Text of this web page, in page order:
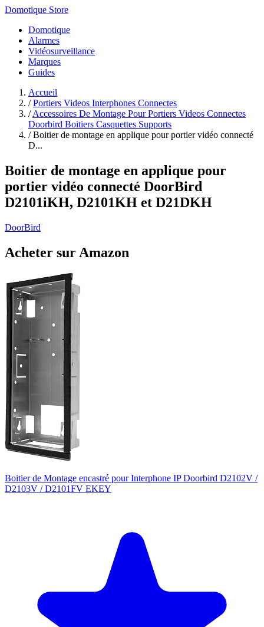
Domotique Store
Domotique
Alarmes
Vidéosurveillance
Marques
Guides
Accueil
/ Portiers Videos Interphones Connectes
/ Accessoires De Montage Pour Portiers Videos Connectes
Doorbird Boitiers Casquettes Supports
/ Boitier de montage en applique pour portier vidéo connecté
D...
Boitier de montage en applique pour
portier vidéo connecté DoorBird
D2101iKH, D2101KH et D21DKH
DoorBird
Acheter sur Amazon
Boitier de Montage encastré pour Interphone IP Doorbird D2102V /
D2103V / D2101FV EKEY